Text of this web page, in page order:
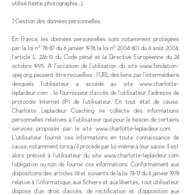
utilisé (texte, photographie…).
7. Gestion des données personnelles.
En France, les données personnelles sont notamment protégées
par la loi n° 78-87 du 6 janvier 1978, la loi n°2004-801 du 6 août 2004,
l'article L. 226-13 du Code pénal et la Directive Européenne du 24
octobre 1995. A l'occasion de l'utilisation du site www.fondation-
opej.org, peuvent être recueillies : l'URL des liens par l'intermédiaire
desquels l'utilisateur a accédé au site www.charlotte-
leplaideur.com , le fournisseur d'accès de l'utilisateur, l'adresse de
protocole Internet (IP) de l'utilisateur. En tout état de cause,
Charlotte Leplaideur Coaching ne collecte des informations
personnelles relatives à l'utilisateur que pour le besoin de certains
services proposés par le sitewww.charlotte-leplaideur.com .
L'utilisateur fournit ces informations en toute connaissance de
cause, notamment lorsqu'il procède par lui-même à leur saisie. Il est
alors précisé à l'utilisateur du site www.charlotte-leplaideur.com
l’obligation ou non de fournir ces informations. Conformément aux
dispositions des articles 38 et suivants de la loi 78-17 du 6 janvier 1978
relative à l’informatique, aux fichiers et aux libertés, tout utilisateur
dispose d’un droit d’accès, de rectification et d’opposition aux